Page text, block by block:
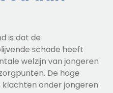
is dat de
schade heeft
welzijn van jongeren
De hoge
onder jongeren